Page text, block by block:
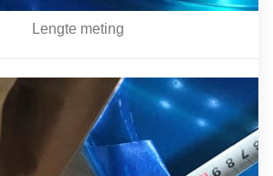
Lengte meting